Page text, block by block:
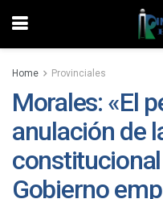
Home Provinciales
Morales: «El
anulación de
Gobierno